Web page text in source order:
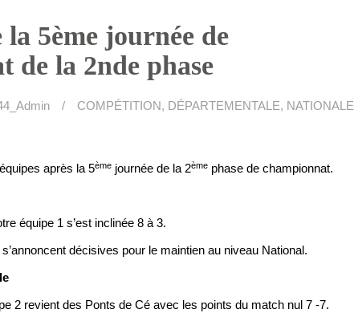
la 5ème journée de
de la 2nde phase
COMPÉTITION, DÉPARTEMENTALE, NATIONALE
après la 5ème journée de la 2ème phase de championnat.
équipe 1 s’est inclinée 8 à 3.
décisives pour le maintien au niveau National.
2 revient des Ponts de Cé avec les points du match nul 7 -7.